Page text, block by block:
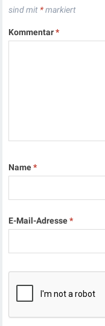
sind mit *markiert
Kommentar*
Name*
E-Mail-Adresse*